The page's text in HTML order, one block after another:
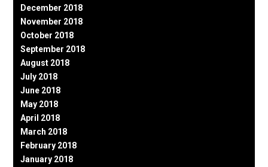
December 2018
November 2018
October 2018
September 2018
August 2018
July 2018
June 2018
May 2018
April 2018
March 2018
February 2018
January 2018